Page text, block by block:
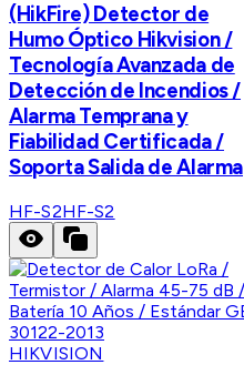
(HikFire) Detector de
Humo Óptico Hikvision /
Tecnología Avanzada de
Detección de Incendios /
Alarma Temprana y
Fiabilidad Certificada /
Soporta Salida de Alarma
HF-S2HF-S2
HIKVISION